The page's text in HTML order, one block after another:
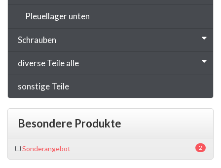
Pleuellager unten
Schrauben
diverse Teile alle
sonstige Teile
Besondere Produkte
2
Sonderangebot